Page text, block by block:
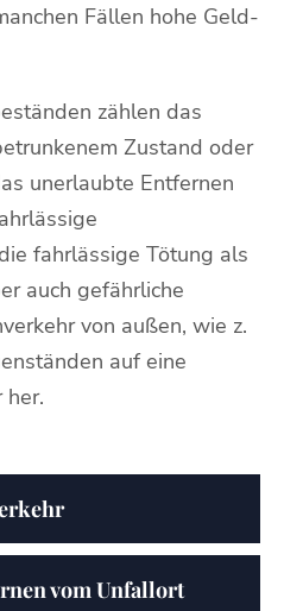
Fällen hohe Geld-
zählen das
Zustand oder
unerlaubte Entfernen
fahrlässige Tötung als
auch gefährliche
von außen, wie z.
auf eine
her.
vom Unfallort